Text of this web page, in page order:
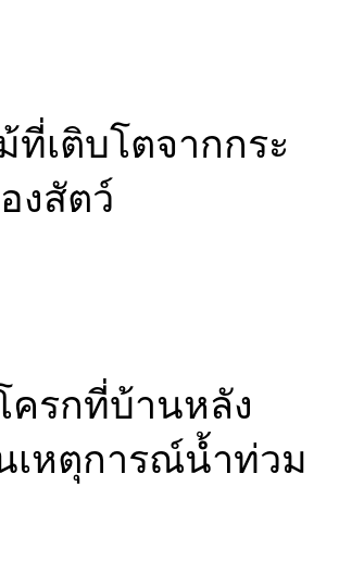
ที่เติบโตจากกระ
งสัตว์
ครกที่บ้านหลัง
เหตุการณ์น้ำท่วม